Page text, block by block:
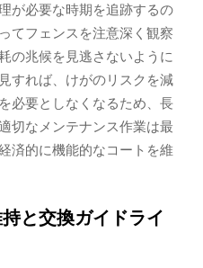
が必要な時期を追跡するの
てフェンスを注意深く観察
の兆候を見逃さないように
すれば、けがのリスクを減
必要としなくなるため、長
切なメンテナンス作業は最
済的に機能的なコートを維
と交換ガイドライ